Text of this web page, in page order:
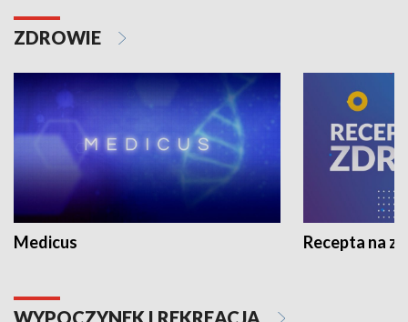
ZDROWIE
Medicus Recepta na
WYPOCZYNEK I REKREACJA